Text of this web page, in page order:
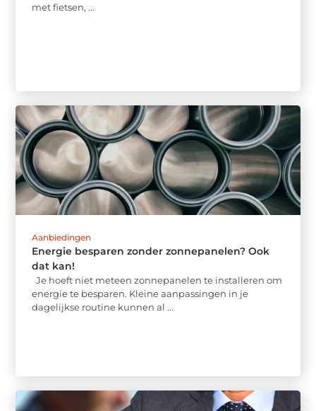
met fietsen, ...
Aanbiedingen
Energie besparen zonder zonnepanelen? Ook
dat kan!
Je hoeft niet meteen zonnepanelen te installeren om
energie te besparen. Kleine aanpassingen in je
dagelijkse routine kunnen al ...